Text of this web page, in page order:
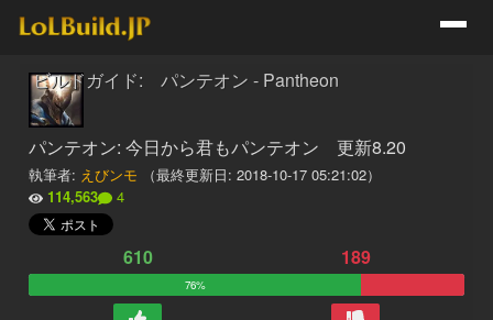
ビルドガイド: パンテオン - Pantheon
パンテオン: 今日から君もパンテオン 更新8.20
執筆者: えびンモ （最終更新日: 2018-10-17 05:21:02）
114,563
4
610 189
76%